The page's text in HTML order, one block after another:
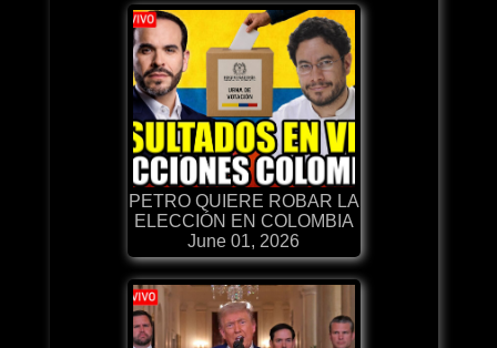
PETRO QUIERE ROBAR LA
ELECCIÓN EN COLOMBIA
June 01, 2026